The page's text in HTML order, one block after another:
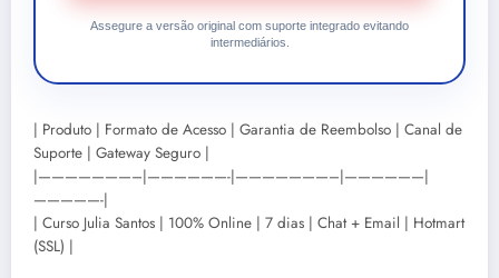
Assegure a versão original com suporte integrado evitando
intermediários.
| Produto | Formato de Acesso | Garantia de Reembolso | Canal de
Suporte | Gateway Seguro |
|———————–|——————-|———————–|——————|
—————-|
| Curso Julia Santos | 100% Online | 7 dias | Chat + Email | Hotmart
(SSL) |